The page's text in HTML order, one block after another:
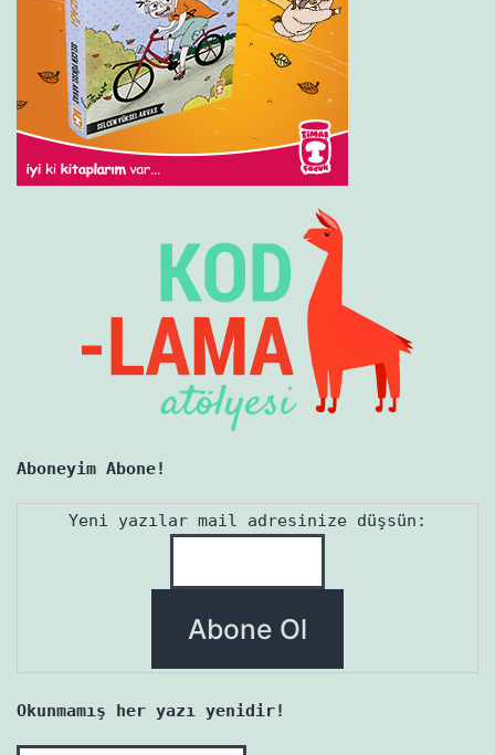
Aboneyim Abone!
Yeni yazılar mail adresinize düşsün:
Okunmamış her yazı yenidir!